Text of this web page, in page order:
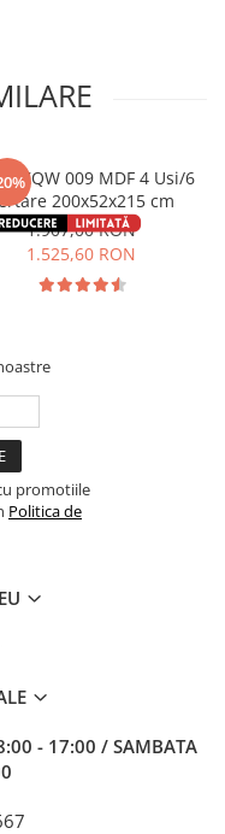
ZQW 009 MDF 4 Usi/6
200x52x215 cm
1.907,00 RON
1.525,60 RON
promotiile
Politica de
- 17:00 / SAMBATA